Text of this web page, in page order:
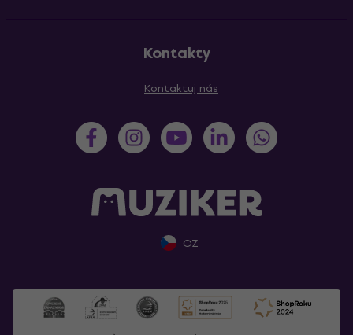
Kontakty
Kontaktuj nás
CZ